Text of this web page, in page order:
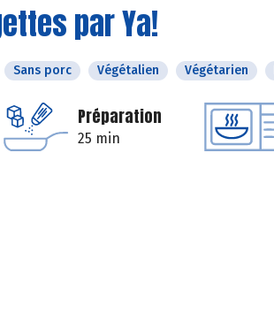
par Ya!
Sans porc Végétalien Végétarien
Préparation
25 min